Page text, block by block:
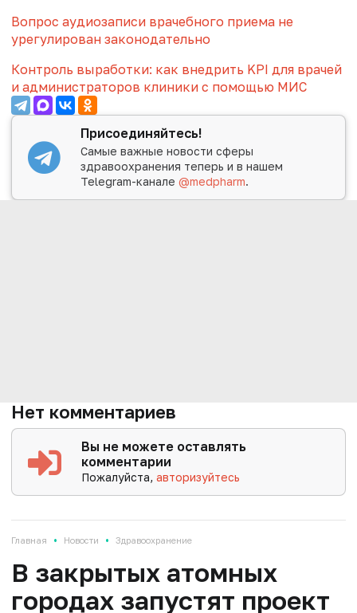
Вопрос аудиозаписи врачебного приема не
урегулирован законодательно
Контроль выработки: как внедрить KPI для врачей
и администраторов клиники с помощью МИС
Присоединяйтесь!
Самые важные новости сферы
здравоохранения теперь и в нашем
Telegram-канале@medpharm.
Нет комментариев
Вы не можете оставлять
комментарии
Пожалуйста,авторизуйтесь
Главная • Новости • Здравоохранение
В закрытых атомных
городах запустят проект